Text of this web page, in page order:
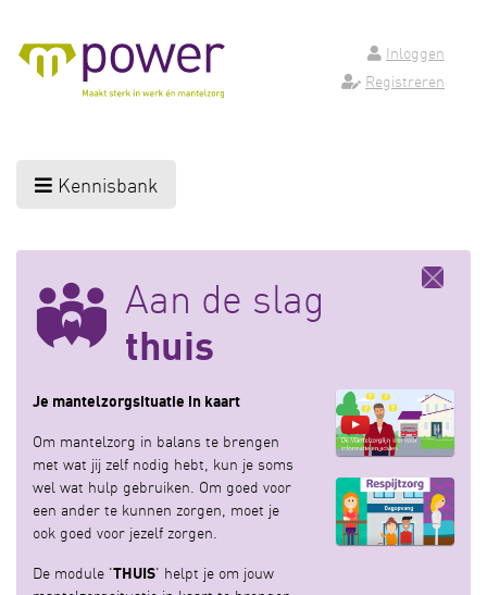
Inloggen
Registreren
Kennisbank
Aan de slag
thuis
Je mantelzorgsituatie in kaart
Om mantelzorg in balans te brengen
met wat jij zelf nodig hebt, kun je soms
wel wat hulp gebruiken. Om goed voor
een ander te kunnen zorgen, moet je
ook goed voor jezelf zorgen.
De module 'THUIS' helpt je om jouw